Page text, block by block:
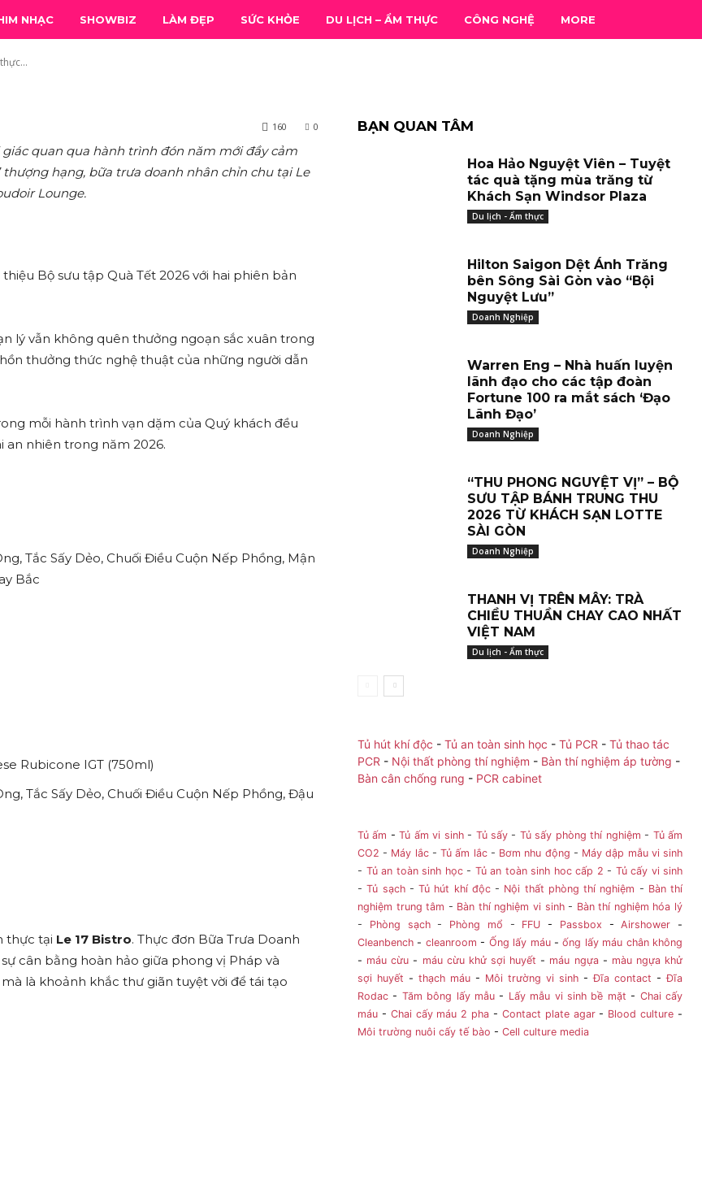
NHẠC SHOWBIZ LÀM ĐẸP SỨC KHỎE DU LỊCH – ẨM THỰC CÔNG NGHỆ MORE
năm mới với tinh hoa ẩm
Thượng Xuân Quang 2026
0
160
quan qua hành trình đón năm mới đầy cảm
thượng hạng, bữa trưa doanh nhân chỉn chu tại Le
Lounge.
Bộ sưu tập Quà Tết 2026 với hai phiên bản
lý vẫn không quên thưởng ngoạn sắc xuân trong
thưởng thức nghệ thuật của những người dẫn
mỗi hành trình vạn dặm của Quý khách đều
an nhiên trong năm 2026.
Tắc Sấy Dẻo, Chuối Điều Cuộn Nếp Phồng, Mận
Bắc
Rubicone IGT (750ml)
Tắc Sấy Dẻo, Chuối Điều Cuộn Nếp Phồng, Đậu
thực tại Le 17 Bistro. Thực đơn Bữa Trưa Doanh
cân bằng hoàn hảo giữa phong vị Pháp và
là khoảnh khắc thư giãn tuyệt vời để tái tạo
BẠN QUAN TÂM
Hoa Hảo Nguyệt Viên – Tuyệt
tác quà tặng mùa trăng từ
Khách Sạn Windsor Plaza
Du lịch - Ẩm thực
Hilton Saigon Dệt Ánh Trăng
bên Sông Sài Gòn vào “Bội
Nguyệt Lưu”
Doanh Nghiệp
Warren Eng – Nhà huấn luyện
lãnh đạo cho các tập đoàn
Fortune 100 ra mắt sách ‘Đạo
Lãnh Đạo’
Doanh Nghiệp
“THU PHONG NGUYỆT VỊ” – BỘ
SƯU TẬP BÁNH TRUNG THU
2026 TỪ KHÁCH SẠN LOTTE
SÀI GÒN
Doanh Nghiệp
THANH VỊ TRÊN MÂY: TRÀ
CHIỀU THUẦN CHAY CAO NHẤT
VIỆT NAM
Du lịch - Ẩm thực
Tủ hút khí độc - Tủ an toàn sinh học - Tủ PCR - Tủ thao tác
PCR - Nội thất phòng thí nghiệm - Bàn thí nghiệm áp tường -
Bàn cân chống rung - PCR cabinet
Tủ ấm -Tủ ấm vi sinh- Tủ sấy - Tủ sấy phòng thí nghiệm - Tủ ấm
CO2 - Máy lắc-Tủ ấm lắc- Bơm nhu động - Máy dập mẫu vi sinh
- Tủ an toàn sinh học- Tủ an toàn sinh hoc cấp 2 - Tủ cấy vi sinh
-Tủ sạch- Tủ hút khí độc- Nội thất phòng thí nghiệm - Bàn thí
nghiệm trung tâm - Bàn thí nghiệm vi sinh- Bàn thí nghiệm hóa lý
- Phòng sạch- Phòng mổ - FFU - Passbox -Airshower -
Cleanbench - cleanroom - Ống lấy máu-ống lấy máu chân không
- máu cừu - máu cừu khử sợi huyết - máu ngựa- màu ngựa khử
sợi huyết - thạch máu - Môi trường vi sinh -Đĩa contact -Đĩa
Rodac - Tăm bông lấy mẫu - Lấy mẫu vi sinh bề mặt - Chai cấy
máu - Chai cấy máu 2 pha - Contact plate agar- Blood culture -
Môi trường nuôi cấy tế bào - Cell culture media